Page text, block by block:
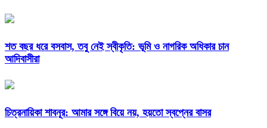
শত বছর ধরে বসবাস, তবু নেই স্বীকৃতি: ভূমি ও নাগরিক অধিকার চান
আদিবাসীরা
চিত্রনায়িকা শাবনূর: আমার সঙ্গে বিয়ে নয়, হয়তো স্বপ্নের বাসর